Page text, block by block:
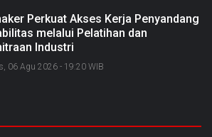
Perkuat Akses Kerja Penyandang
melalui Pelatihan dan
Industri
06 Agu 2026 - 19:20 WIB